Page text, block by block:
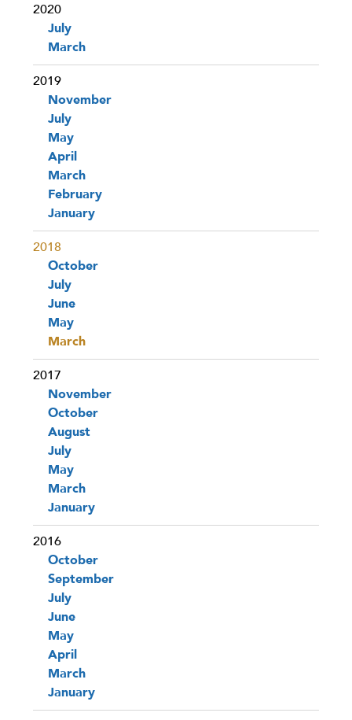
2020
July
March
2019
November
July
May
April
March
February
January
2018
October
July
June
May
March
2017
November
October
August
July
May
March
January
2016
October
September
July
June
May
April
March
January